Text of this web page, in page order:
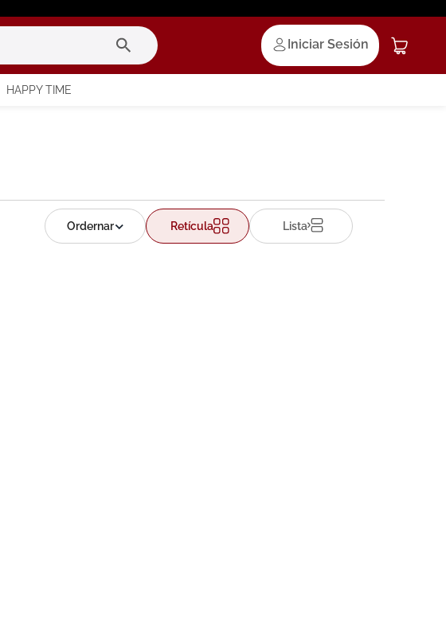
Iniciar Sesión
HAPPY TIME
Retícula Lista